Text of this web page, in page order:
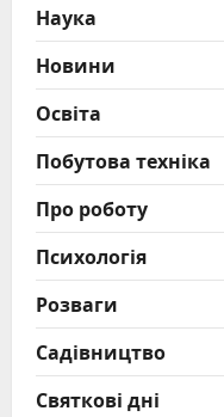
Наука
Новини
Освіта
Побутова техніка
Про роботу
Психологія
Розваги
Садівництво
Святкові дні